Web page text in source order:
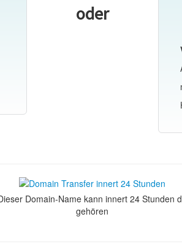
oder
Domain-Name kann innert 24 Stunden
gehören